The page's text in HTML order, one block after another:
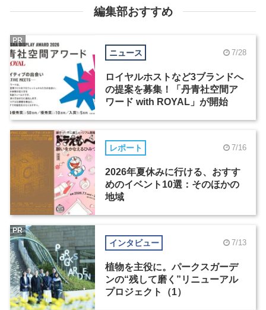
編集部おすすめ
ニュース 7/28
ロイヤルホストなど3ブランドへ
の提案を募集！「丹青社空間ア
ワード with ROYAL」が開始
PR
レポート 7/16
2026年夏休みに行ける、おすす
めのイベント10選：そのほかの
地域
インタビュー 7/13
植物を主役に。パークスガーデ
ンの“残して磨く”リニューアル
プロジェクト（1）
PR